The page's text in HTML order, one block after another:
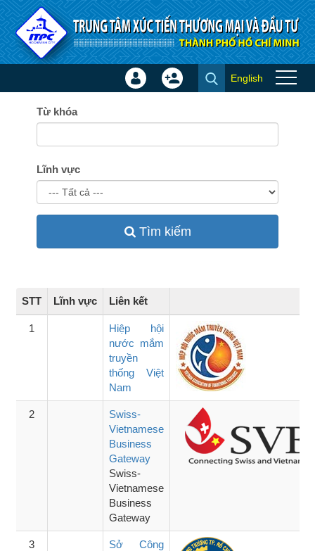
Truy cập nội dung luôn
Liên kết
Đăng
Tạo
English
Từ khóa
Lĩnh vực
Tìm kiếm
STT Lĩnh vực Liên kết
1
Hiệp hội
nước mắm
truyền
thống Việt
Nam
2
Swiss-
Vietnamese
Business
Gateway
Swiss-
Vietnamese
Business
Gateway
3
Sở Công